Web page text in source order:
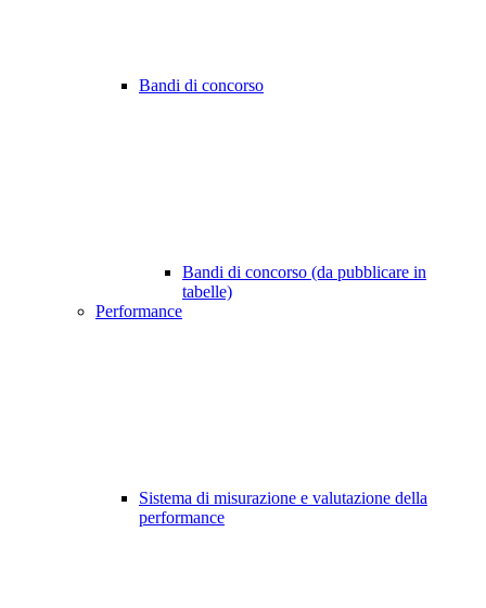
Bandi di concorso
Bandi di concorso (da pubblicare in
tabelle)
Performance
Sistema di misurazione e valutazione della
performance